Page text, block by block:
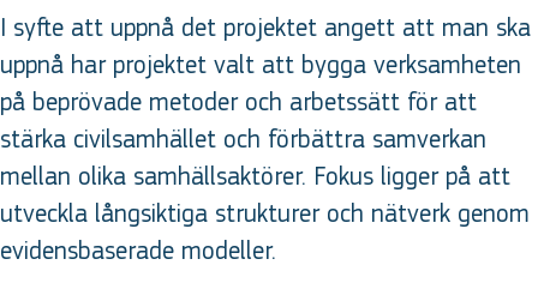
I syfte att uppnå det projektet angett att man ska
uppnå har projektet valt att bygga verksamheten
på beprövade metoder och arbetssätt för att
stärka civilsamhället och förbättra samverkan
mellan olika samhällsaktörer. Fokus ligger på att
utveckla långsiktiga strukturer och nätverk genom
evidensbaserade modeller.